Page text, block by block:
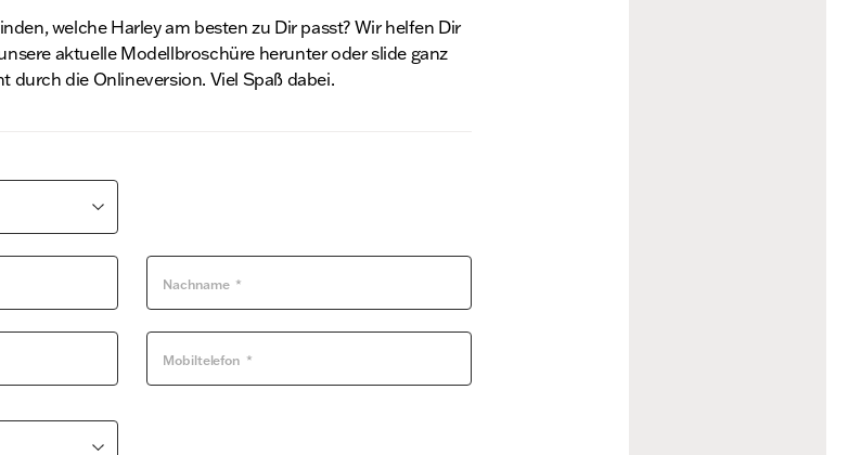
welche Harley am besten zu Dir passt? Wir helfen Dir
aktuelle Modellbroschüre herunter oder slide ganz
durch die Onlineversion. Viel Spaß dabei.